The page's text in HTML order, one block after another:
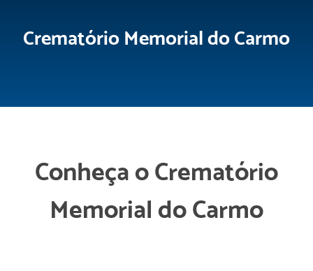
Crematório Memorial do Carmo
Conheça o Crematório
Memorial do Carmo